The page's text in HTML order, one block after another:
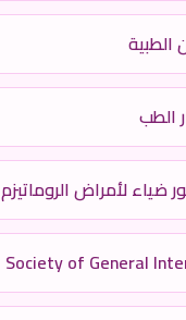
الطبية
الطب
ضياء لأمراض الروماتيزم
Society of General